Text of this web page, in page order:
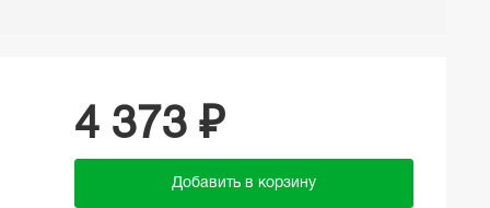
4 373 ₽
Добавить в корзину